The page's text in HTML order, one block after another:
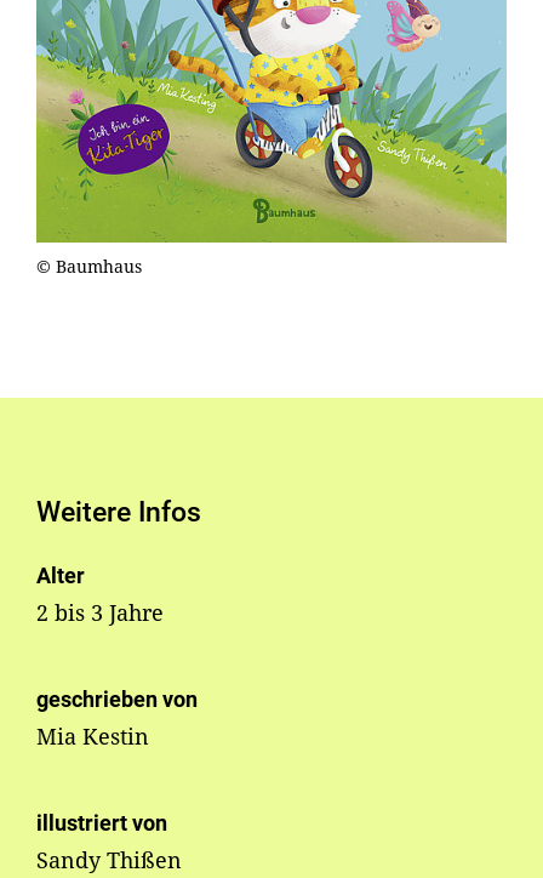
© Baumhaus
Weitere Infos
Alter
2 bis 3 Jahre
geschrieben von
Mia Kestin
illustriert von
Sandy Thißen